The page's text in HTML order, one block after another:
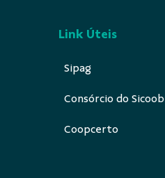
Link Úteis
Sipag
Consórcio do Sicoob
Coopcerto